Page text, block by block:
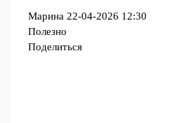
Марина 22-04-2026 12:30
Полезно
Поделиться